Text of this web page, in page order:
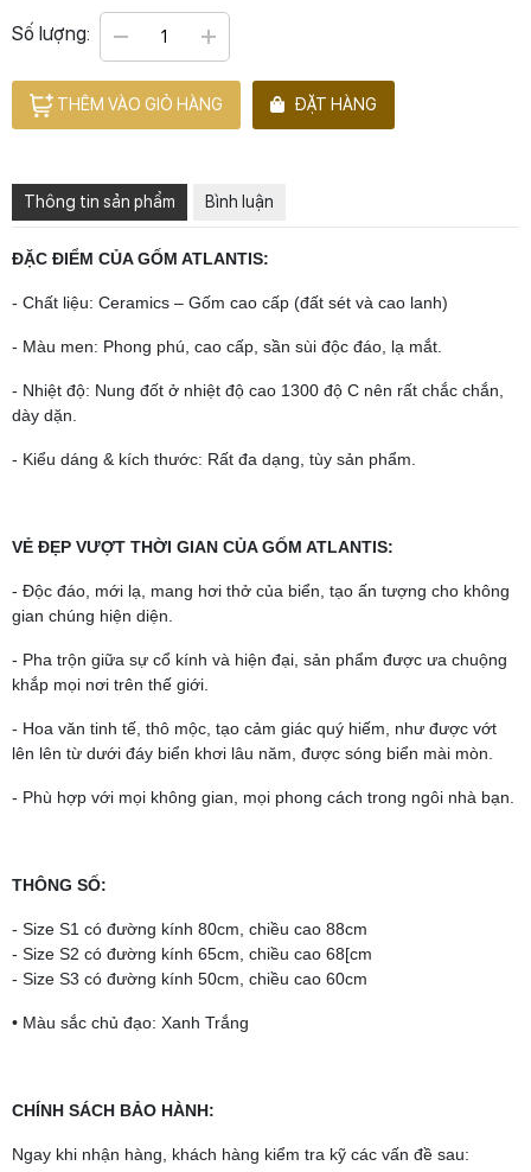
Số lượng:
THÊM VÀO GIỎ HÀNG ĐẶT HÀNG
Thông tin sản phẩm Bình luận
ĐẶC ĐIỂM CỦA GỐM ATLANTIS:
- Chất liệu: Ceramics – Gốm cao cấp (đất sét và cao lanh)
- Màu men: Phong phú, cao cấp, sần sùi độc đáo, lạ mắt.
- Nhiệt độ: Nung đốt ở nhiệt độ cao 1300 độ C nên rất chắc chắn,
dày dặn.
- Kiểu dáng & kích thước: Rất đa dạng, tùy sản phẩm.
VẺ ĐẸP VƯỢT THỜI GIAN CỦA GỐM ATLANTIS:
- Độc đáo, mới lạ, mang hơi thở của biển, tạo ấn tượng cho không
gian chúng hiện diện.
- Pha trộn giữa sự cổ kính và hiện đại, sản phẩm được ưa chuộng
khắp mọi nơi trên thế giới.
- Hoa văn tinh tế, thô mộc, tạo cảm giác quý hiếm, như được vớt
lên lên từ dưới đáy biển khơi lâu năm, được sóng biển mài mòn.
- Phù hợp với mọi không gian, mọi phong cách trong ngôi nhà bạn.
THÔNG SỐ:
- Size S1 có đường kính 80cm, chiều cao 88cm
- Size S2 có đường kính 65cm, chiều cao 68[cm
- Size S3 có đường kính 50cm, chiều cao 60cm
• Màu sắc chủ đạo: Xanh Trắng
CHÍNH SÁCH BẢO HÀNH:
Ngay khi nhận hàng, khách hàng kiểm tra kỹ các vấn đề sau: